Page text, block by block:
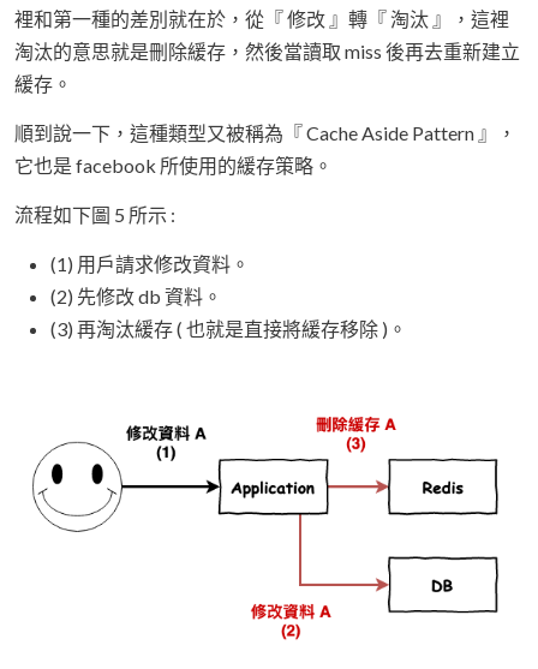
裡和第一種的差別就在於，從『 修改 』轉『 淘汰 』，這裡
淘汰的意思就是刪除緩存，然後當讀取 miss 後再去重新建立
緩存。
順到說一下，這種類型又被稱為『 Cache Aside Pattern 』，
它也是 facebook 所使用的緩存策略。
流程如下圖 5 所示 :
(1) 用戶請求修改資料。
(2) 先修改 db 資料。
(3) 再淘汰緩存 ( 也就是直接將緩存移除 )。